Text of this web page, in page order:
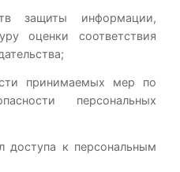
защиты информации,
оценки соответствия
принимаемых мер по
персональных
доступа к персональным